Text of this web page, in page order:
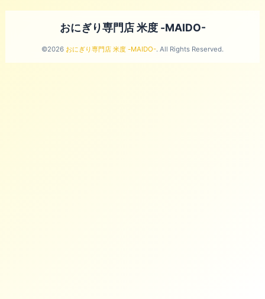
おにぎり専門店 米度 -MAIDO-
©2026 おにぎり専門店 米度 -MAIDO-. All Rights Reserved.